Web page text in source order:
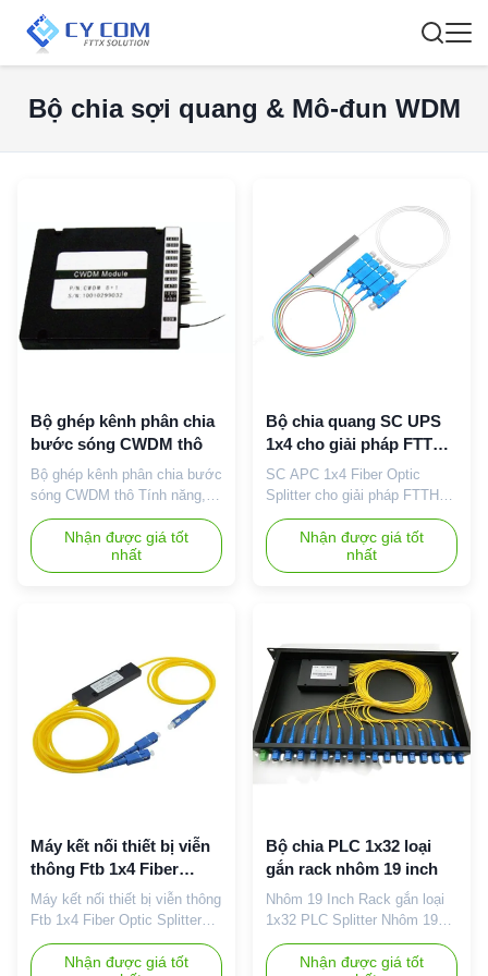
Bộ chia sợi quang & Mô-đun WDM
Bộ ghép kênh phân chia
bước sóng CWDM thô
Bộ ghép kênh phân chia bước
sóng CWDM thô Tính năng,
đặc điểm ￭ Độ ổn định bước
sóng cao ； ￭ Cách ly kênh
cao; ￭ Kích thước nhỏ gọn; ￭
PDL cực thấp & pMD ￭ Mất
kết cáp quang CATV ￭ Hệ
thống truyền dẫn WDM ￭
Mạng lưới ...
Nhận được giá tốt
nhất
Bộ chia quang SC UPS
1x4 cho giải pháp FTTH
cáp 0.9mm
SC APC 1x4 Fiber Optic
Splitter cho giải pháp FTTH
Cung cấp 1*2/1*4 /1*8
/1*16/1*32 splitter plc 0.9mm
mini loại splitter sợi quang với
SC APC Connector cho FTTH
splitter (PLC Splitter) là một
loại thiết bị quản lý năng
lượng quang sản xuất bằng
c...
Nhận được giá tốt
nhất
Máy kết nối thiết bị viễn
thông Ftb 1x4 Fiber
Optic Splitter
Máy kết nối thiết bị viễn thông
Ftb 1x4 Fiber Optic Splitter
Máy kết nối thiết bị viễn thông
hộp nhựa Ftb 1x2 splitter sợi
Nhận được giá tốt
Bộ chia PLC 1x32 loại
gắn rack nhôm 19 inch
Nhôm 19 Inch Rack gắn loại
1x32 PLC Splitter Nhôm 19
inch Rack Mounted Type PLC
Splitter 1x16 1x32 Fiber
Nhận được giá tốt